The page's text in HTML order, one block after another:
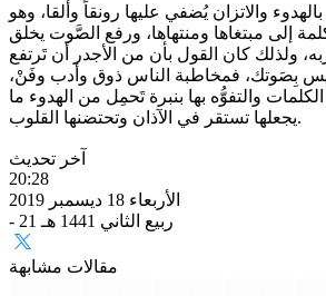
والاتزان يُضفي عليها رونقاً وألقا، وهو
إلى مبتغاها ومنتهاها، ورفع الصَّوت يخلق
ولذلك كان القول بأن من الأجدر أن تَرتفع
بِصَوتك، فمخاطبة الناس ذوق وأدب وفَنْ،
والتفوُّه بها بنبرة تَحمِل من الهدوء ما
يجعلها تستقر في الآذان وتحتضنها القلوب.
آخر تحديث
20:28
الأربعاء 18 ديسمبر 2019
- 21 ربيع الثاني 1441 هـ
مقالات مشابهة